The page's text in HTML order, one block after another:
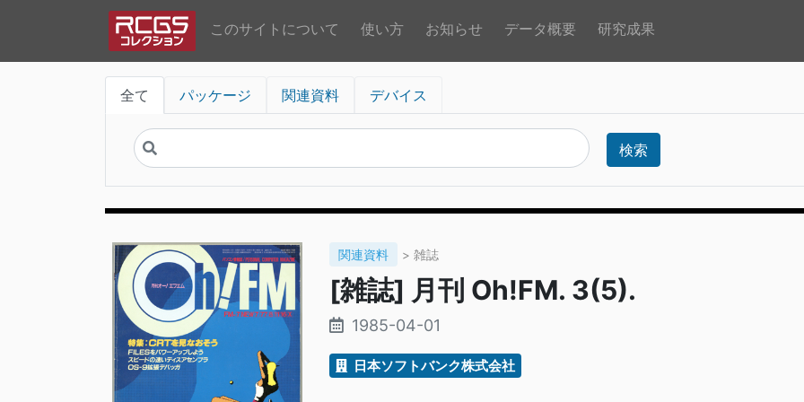
このサイトについて 使い方 お知らせ データ概要 研究成果
全て パッケージ 関連資料 デバイス
検索
関連資料 > 雑誌
[雑誌] 月刊 Oh!FM. 3(5).
1985-04-01
日本ソフトバンク株式会社